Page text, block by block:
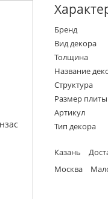
Бренд
Вид декора
Толщина
Название
Структура
Размер плиты
Артикул
Тип декора
Казань
Москва